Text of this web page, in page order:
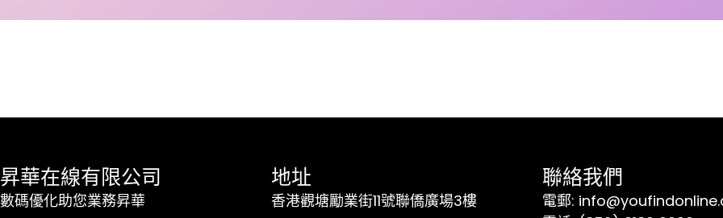
昇華在線有限公司
數碼優化助您業務昇華
地址
香港觀塘勵業街11號聯僑廣場3樓
聯絡我們
電郵: